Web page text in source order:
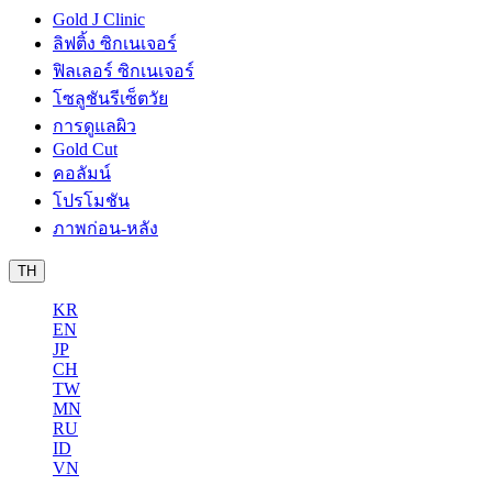
Gold J Clinic
ลิฟติ้ง ซิกเนเจอร์
ฟิลเลอร์ ซิกเนเจอร์
โซลูชันรีเซ็ตวัย
การดูแลผิว
Gold Cut
คอลัมน์
โปรโมชัน
ภาพก่อน-หลัง
TH
KR
EN
JP
CH
TW
MN
RU
ID
VN